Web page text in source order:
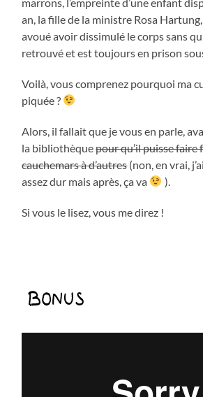
an, la fille de la ministre Rosa
avoué avoir dissimulé le corps sans
retrouvé et est toujours en prison
Voilà, vous comprenez pourquoi ma
piquée ?
Alors, il fallait que je vous en parle,
la bibliothèquepour qu’il puisse faire
cauchemars à d’autres(non, en vrai,
assez dur mais après, ça va
).
Si vous le lisez, vous me direz !